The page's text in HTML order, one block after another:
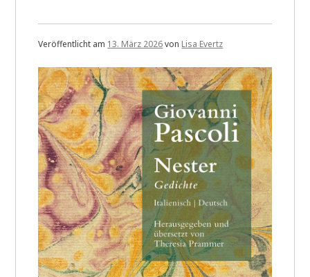
Veröffentlicht am 13. März 2026von Lisa Evertz